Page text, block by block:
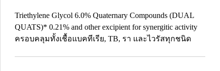
Triethylene Glycol 6.0% Quaternary Compounds (DUAL
QUATS)* 0.21% and other excipient for synergitic activity
ครอบคลุมทั้งเชื้อแบคทีเรีย, TB, รา และไวรัสทุกชนิด